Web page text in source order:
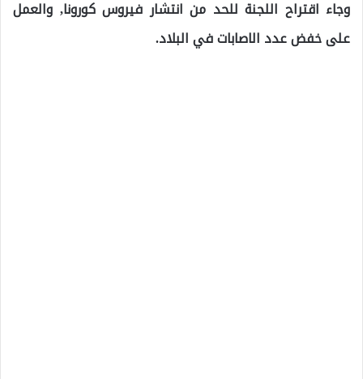
وجاء اقتراح اللجنة للحد من انتشار فيروس كورونا, والعمل
على خفض عدد الاصابات في البلاد.